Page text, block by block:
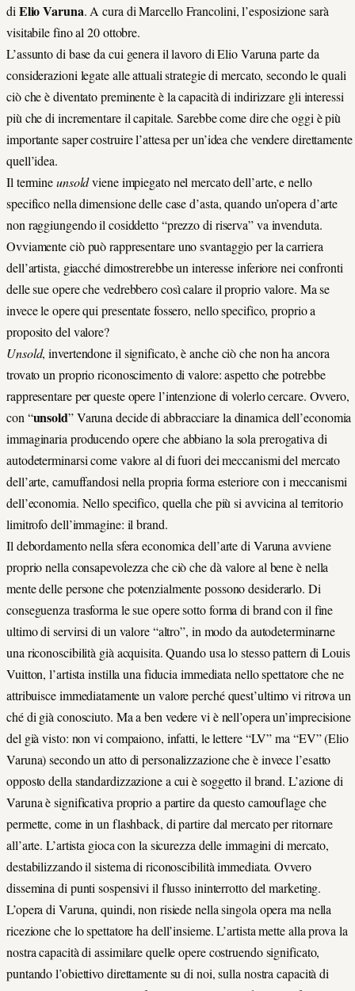
di Elio Varuna. A cura di Marcello Francolini, l’esposizione sarà
visitabile fino al 20 ottobre.
L’assunto di base da cui genera il lavoro di Elio Varuna parte da
considerazioni legate alle attuali strategie di mercato, secondo le quali
ciò che è diventato preminente è la capacità di indirizzare gli interessi
più che di incrementare il capitale. Sarebbe come dire che oggi è più
importante saper costruire l’attesa per un’idea che vendere direttamente
quell’idea.
Il termineunsoldviene impiegato nel mercato dell’arte, e nello
specifico nella dimensione delle case d’asta, quando un’opera d’arte
non raggiungendo il cosiddetto “prezzo di riserva” va invenduta.
Ovviamente ciò può rappresentare uno svantaggio per la carriera
dell’artista, giacché dimostrerebbe un interesse inferiore nei confronti
delle sue opere che vedrebbero così calare il proprio valore. Ma se
invece le opere qui presentate fossero, nello specifico, proprio a
proposito del valore?
Unsold, invertendone il significato, è anche ciò che non ha ancora
trovato un proprio riconoscimento di valore: aspetto che potrebbe
rappresentare per queste opere l’intenzione di volerlo cercare. Ovvero,
con “unsold” Varuna decide di abbracciare la dinamica dell’economia
immaginaria producendo opere che abbiano la sola prerogativa di
autodeterminarsi come valore al di fuori dei meccanismi del mercato
dell’arte, camuffandosi nella propria forma esteriore con i meccanismi
dell’economia. Nello specifico, quella che più si avvicina al territorio
limitrofo dell’immagine: il brand.
Il debordamento nella sfera economica dell’arte di Varuna avviene
proprio nella consapevolezza che ciò che dà valore al bene è nella
mente delle persone che potenzialmente possono desiderarlo. Di
conseguenza trasforma le sue opere sotto forma di brand con il fine
ultimo di servirsi di un valore “altro”, in modo da autodeterminarne
una riconoscibilità già acquisita. Quando usa lo stesso pattern di Louis
Vuitton, l’artista instilla una fiducia immediata nello spettatore che ne
attribuisce immediatamente un valore perché quest’ultimo vi ritrova un
ché di già conosciuto. Ma a ben vedere vi è nell’opera un’imprecisione
del già visto: non vi compaiono, infatti, le lettere “LV” ma “EV” (Elio
Varuna) secondo un atto di personalizzazione che è invece l’esatto
opposto della standardizzazione a cui è soggetto il brand. L’azione di
Varuna è significativa proprio a partire da questo camouflage che
permette, come in un flashback, di partire dal mercato per ritornare
all’arte. L’artista gioca con la sicurezza delle immagini di mercato,
destabilizzando il sistema di riconoscibilità immediata. Ovvero
dissemina di punti sospensivi il flusso ininterrotto del marketing.
L’opera di Varuna, quindi, non risiede nella singola opera ma nella
ricezione che lo spettatore ha dell’insieme. L’artista mette alla prova la
nostra capacità di assimilare quelle opere costruendo significato,
puntando l’obiettivo direttamente su di noi, sulla nostra capacità di